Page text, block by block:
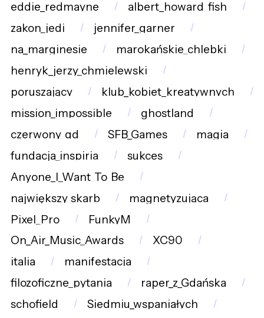
eddie_redmayne
albert_howard_fish
zakon_jedi
jennifer_garner
na_marginesie
marokańskie_chlebki
henryk_jerzy_chmielewski
poruszający
klub_kobiet_kreatywnych
mission_impossible
ghostland
czerwony_gd
SFB_Games
magia
fundacja_inspiria
sukces
Anyone_I_Want_To_Be
największy_skarb
magnetyzująca
Pixel_Pro
FunkyM
On_Air_Music_Awards
XC90
italia
manifestacja
filozoficzne_pytania
raper_z_Gdańska
schofield
Siedmiu_wspaniałych